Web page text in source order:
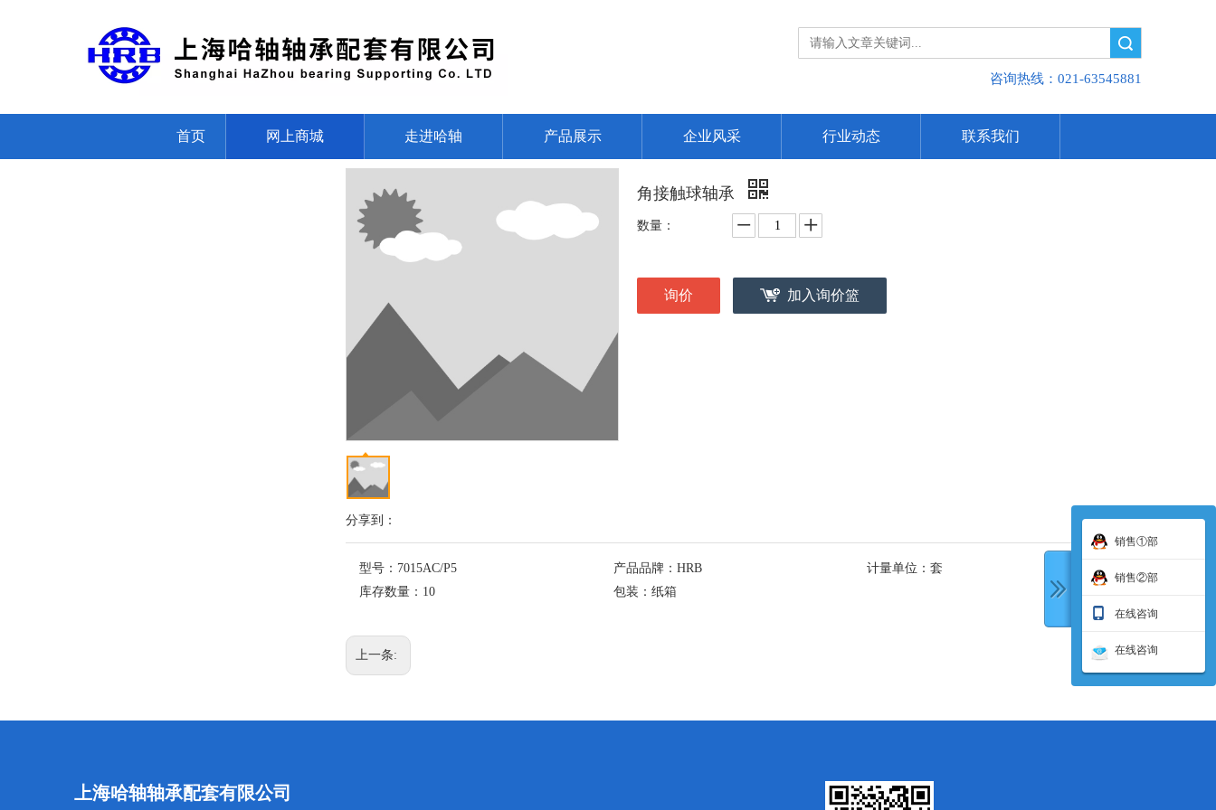
咨询热线：021-63545881
首页 网上商城 走进哈轴 产品展示 企业风采 行业动态 联系我们
分享到：
角接触球轴承
数量：
询价 加入询价篮
型号： 7015AC/P5 产品品牌： HRB 计量单位： 套
库存数量： 10 包装： 纸箱
上一条: 下一条:
销售①部
销售②部
在线咨询
在线咨询
上海哈轴轴承配套有限公司